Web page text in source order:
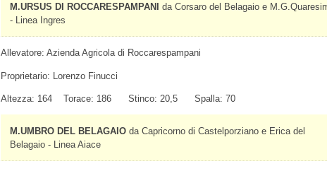
M.URSUS DI ROCCARESPAMPANI
da Corsaro del Belagaio e
- Linea Ingres
Allevatore: Azienda Agricola di Roccarespampani
Proprietario: Lorenzo Finucci
Altezza: 164 Torace: 186 Stinco: 20,5 Spalla: 70
M.UMBRO DEL BELAGAIOda Capricorno di Castelporziano e Erica del
Belagaio - Linea Aiace